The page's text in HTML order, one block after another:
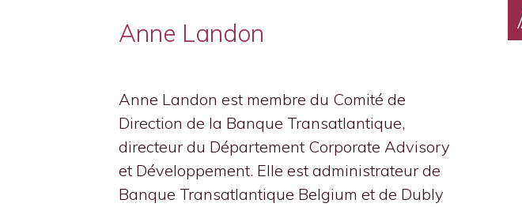
Anne Landon
Anne Landon est membre du Comité de
Direction de la Banque Transatlantique,
directeur du Département Corporate Advisory
et Développement. Elle est administrateur de
Banque Transatlantique Belgium et de Dubly